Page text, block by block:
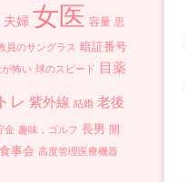
夫婦 女医 容量 思
員のサングラス 暗証番号
が怖い 球のスピード 目薬
レ 紫外線 結婚 老後
金 趣味，ゴルフ 長男 開
食事会 高度管理医療機器